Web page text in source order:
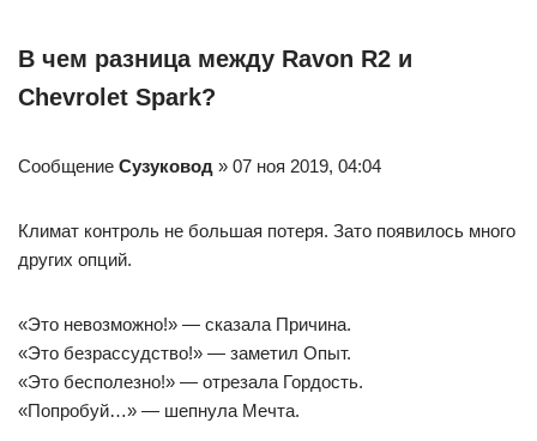
В чем разница между Ravon R2 и
Chevrolet Spark?
Сообщение Сузуковод » 07 ноя 2019, 04:04
Климат контроль не большая потеря. Зато появилось много
других опций.
«Это невозможно!» — сказала Причина.
«Это безрассудство!» — заметил Опыт.
«Это бесполезно!» — отрезала Гордость.
«Попробуй…» — шепнула Мечта.